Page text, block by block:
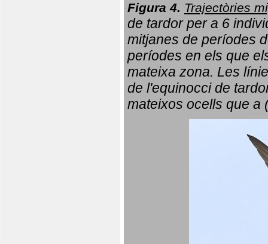
Figura 4. Trajectòries
de tardor per a 6
mitjanes de períodes
períodes en els que
mateixa zona. Les
de l'equinocci de
mateixos ocells que a